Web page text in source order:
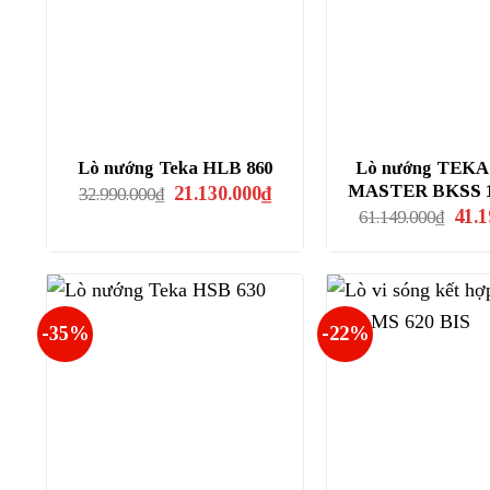
Lò nướng Teka HLB 860
32.990.000₫ Giá
21.130.000₫Giá
hiện
Lò nướng
MASTER BK­SS
61.149.000₫ Giá
-35% -22%